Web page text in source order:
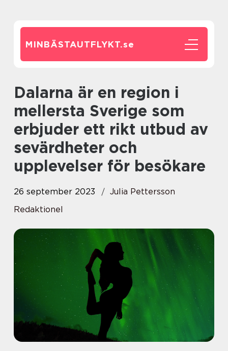
MINBÄSTAUTFLYKT.se
Dalarna är en region i
mellersta Sverige som
erbjuder ett rikt utbud av
sevärdheter och
upplevelser för besökare
26 september 2023
Julia Pettersson
Redaktionel